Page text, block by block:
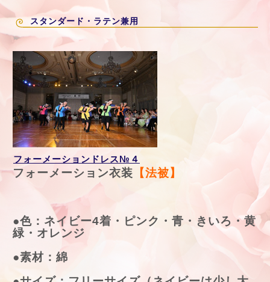
スタンダード・ラテン兼用
フォーメーションドレス№４
フォーメーション衣装 【法被】
●色：ネイビー4着・ピンク・青・きいろ・黄
緑・オレンジ
●素材：綿